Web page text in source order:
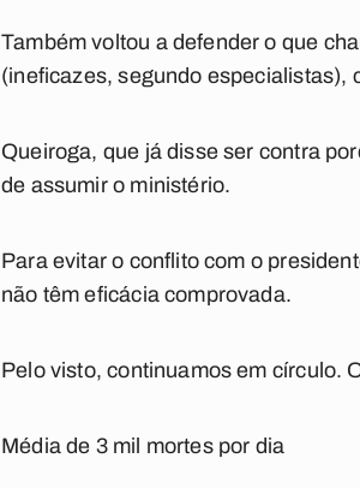
Também voltou a defender o que
(ineficazes, segundo especialistas),
Queiroga, que já disse ser contra
de assumir o ministério.
Para evitar o conflito com o
não têm eficácia comprovada.
Pelo visto, continuamos em círculo.
Média de 3 mil mortes por dia